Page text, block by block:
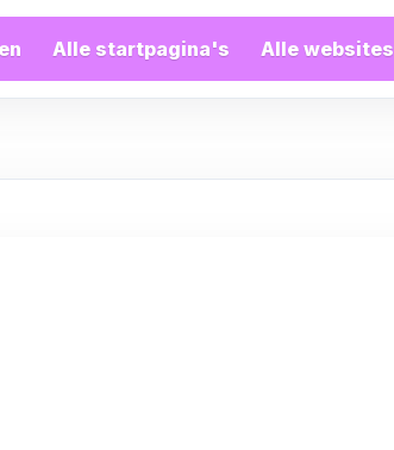
Alle startpagina's Alle websites